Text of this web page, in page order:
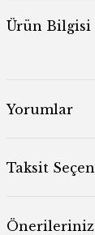
Ürün Bilgisi
Yorumlar
Taksit
Önerileriniz